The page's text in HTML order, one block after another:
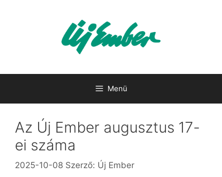
Menü
Az Új Ember augusztus 17-
ei száma
2025-10-08 Szerző: Új Ember